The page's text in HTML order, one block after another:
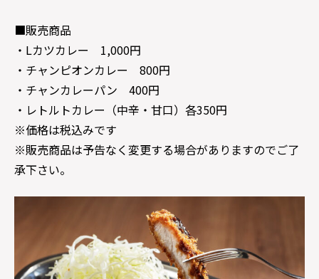
■販売商品
・Lカツカレー 1,000円
・チャンピオンカレー 800円
・チャンカレーパン 400円
・レトルトカレー（中辛・甘口）各350円
※価格は税込みです
※販売商品は予告なく変更する場合がありますのでご了
承下さい。